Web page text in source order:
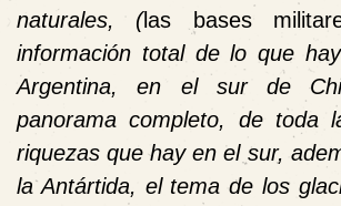
naturales, (las bases
información total de lo que
Argentina, en el sur de
panorama completo, de toda
riquezas que hay en el sur,
la Antártida, el tema de los